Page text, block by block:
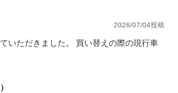
2026/07/04投稿
いただきました。 買い替えの際の現行車